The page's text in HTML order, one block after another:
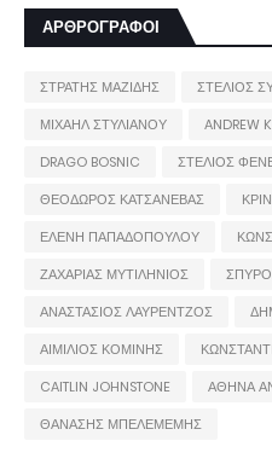
ΑΡΘΡΟΓΡΑΦΟΙ
ΣΤΡΑΤΗΣ ΜΑΖΙΔΗΣ ΣΤΕΛΙΟΣ
ΜΙΧΑΗΛ ΣΤΥΛΙΑΝΟΥ
ANDREW
DRAGO BOSNIC
ΣΤΕΛΙΟΣ
ΘΕΟΔΩΡΟΣ ΚΑΤΣΑΝΕΒΑΣ
ΕΛΕΝΗ ΠΑΠΑΔΟΠΟΥΛΟΥ
ΖΑΧΑΡΙΑΣ ΜΥΤΙΛΗΝΙΟΣ
ΑΝΑΣΤΑΣΙΟΣ ΛΑΥΡΕΝΤΖΟΣ
ΑΙΜΙΛΙΟΣ ΚΟΜΙΝΗΣ
CAITLIN JOHNSTONE
ΑΘΗΝΑ
ΘΑΝΑΣΗΣ ΜΠΕΛΕΜΕΜΗΣ